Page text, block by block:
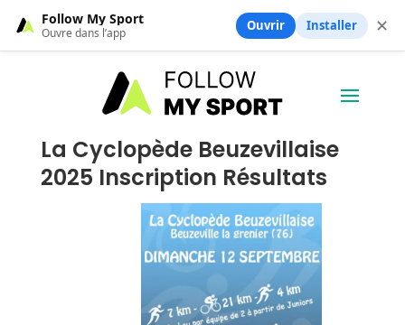
La Cyclopède Beuzevillaise
2025 Inscription Résultats
Follow My Sport
Ouvre dans l’app Ouvrir Installer ✕